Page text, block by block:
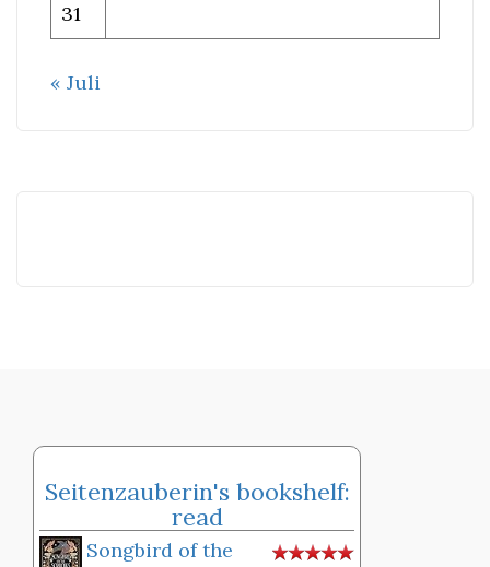
31
« Juli
Seitenzauberin's bookshelf:
read
Songbird of the